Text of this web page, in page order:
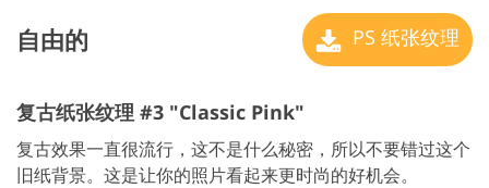
自由的 PS 纸张纹理
复古纸张纹理 #3 "Classic Pink"
复古效果一直很流行，这不是什么秘密，所以不要错过这个
旧纸背景。这是让你的照片看起来更时尚的好机会。